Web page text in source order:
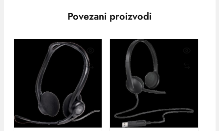
Povezani proizvodi